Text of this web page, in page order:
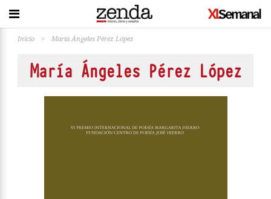
Inicio > María Ángeles Pérez López
María Ángeles Pérez López